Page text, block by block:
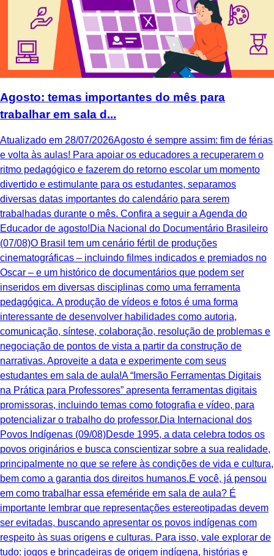
Agosto: temas importantes do mês para
trabalhar em sala d...
Atualizado em 28/07/2026Agosto é sempre assim: fim de férias
e volta às aulas! Para apoiar os educadores a recuperarem o
ritmo pedagógico e fazerem do retorno escolar um momento
divertido e estimulante para os estudantes, separamos
diversas datas importantes do calendário para serem
trabalhadas durante o mês. Confira a seguir a Agenda do
Educador de agosto!Dia Nacional do Documentário Brasileiro
(07/08)O Brasil tem um cenário fértil de produções
cinematográficas – incluindo filmes indicados e premiados no
Oscar – e um histórico de documentários que podem ser
inseridos em diversas disciplinas como uma ferramenta
pedagógica. A produção de vídeos e fotos é uma forma
interessante de desenvolver habilidades como autoria,
comunicação, síntese, colaboração, resolução de problemas e
negociação de pontos de vista a partir da construção de
narrativas. Aproveite a data e experimente com seus
estudantes em sala de aula!A “Imersão Ferramentas Digitais
na Prática para Professores” apresenta ferramentas digitais
promissoras, incluindo temas como fotografia e vídeo, para
potencializar o trabalho do professor.Dia Internacional dos
Povos Indígenas (09/08)Desde 1995, a data celebra todos os
povos originários e busca conscientizar sobre a sua realidade,
principalmente no que se refere às condições de vida e cultura,
bem como a garantia dos direitos humanos.E você, já pensou
em como trabalhar essa efeméride em sala de aula? É
importante lembrar que representações estereotipadas devem
ser evitadas, buscando apresentar os povos indígenas com
respeito às suas origens e culturas. Para isso, vale explorar de
tudo: jogos e brincadeiras de origem indígena, histórias e